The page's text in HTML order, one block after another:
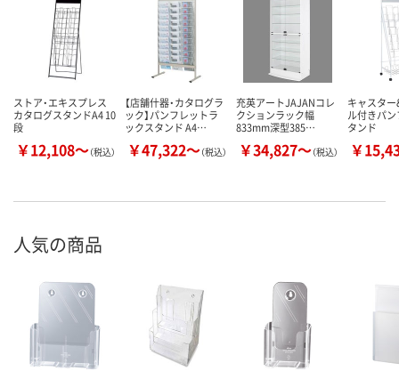
ストア・エキスプレス
カタログスタンドA4 10
段
￥12,108～（税込）
【店舗什器・カタログラ
ック】パンフレットラ
ックスタンド A4…
￥47,322～（税込）
充英アートJAJANコレ
クションラック幅
833mm深型385…
￥34,827～（税込）
キャスタ
ル付きパ
タンド
￥
人気の商品